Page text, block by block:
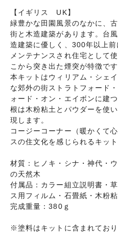
【イギリス UK】
緑豊かな田園風景のなかに、
街と木造建築があります。台
造建築に優しく、300年以上
メンテナンスされ住宅として
こから突き出た煙突が特徴です
本キットはウィリアム・シェ
な郊外の街ストラトフォード
ォード・オン・エイボンに建
根は木粉粘土とパウダーを使
現します。
コージーコーナー（暖かくて
スの住文化を感じられるキット
材質：ヒノキ・シナ・神代・
の天然木
付属品：カラー組立説明書・
ス用フィルム・石畳紙・木粉
完成重量：380ｇ
※塗料はキットに含まれてお